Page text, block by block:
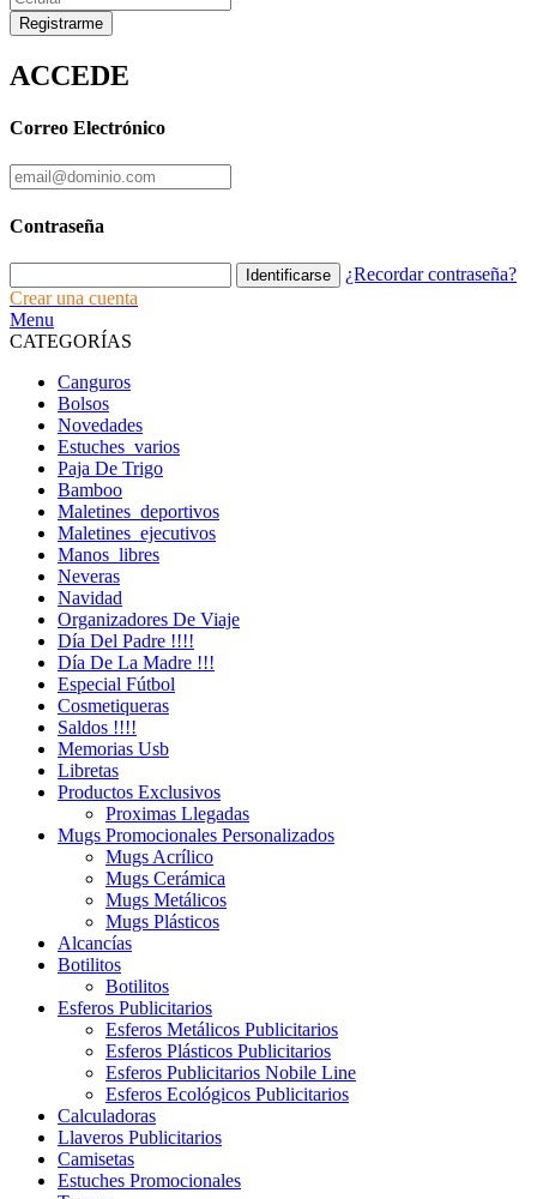
Registrarme
ACCEDE
Correo Electrónico
Contraseña
¿Recordar contraseña?
Crear una cuenta
Menu
CATEGORÍAS
Canguros
Bolsos
Novedades
Estuches_varios
Paja De Trigo
Bamboo
Maletines_deportivos
Maletines_ejecutivos
Manos_libres
Neveras
Navidad
Organizadores De Viaje
Día Del Padre !!!!
Día De La Madre !!!
Especial Fútbol
Cosmetiqueras
Saldos !!!!
Memorias Usb
Libretas
Productos Exclusivos
Proximas Llegadas
Mugs Promocionales Personalizados
Mugs Acrílico
Mugs Cerámica
Mugs Metálicos
Mugs Plásticos
Alcancías
Botilitos
Botilitos
Esferos Publicitarios
Esferos Metálicos Publicitarios
Esferos Plásticos Publicitarios
Esferos Publicitarios Nobile Line
Esferos Ecológicos Publicitarios
Calculadoras
Llaveros Publicitarios
Camisetas
Estuches Promocionales